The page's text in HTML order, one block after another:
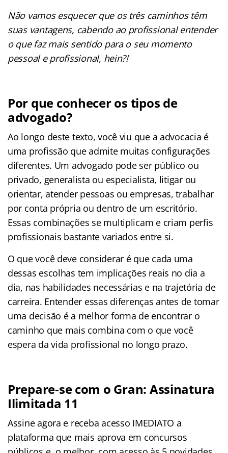
Não vamos esquecer que os três caminhos têm
suas vantagens, cabendo ao profissional entender
o que faz mais sentido para o seu momento
pessoal e profissional, hein?!
Por que conhecer os tipos de
advogado?
Ao longo deste texto, você viu que a advocacia é
uma profissão que admite muitas configurações
diferentes. Um advogado pode ser público ou
privado, generalista ou especialista, litigar ou
orientar, atender pessoas ou empresas, trabalhar
por conta própria ou dentro de um escritório.
Essas combinações se multiplicam e criam perfis
profissionais bastante variados entre si.
O que você deve considerar é que cada uma
dessas escolhas tem implicações reais no dia a
dia, nas habilidades necessárias e na trajetória de
carreira. Entender essas diferenças antes de tomar
uma decisão é a melhor forma de encontrar o
caminho que mais combina com o que você
espera da vida profissional no longo prazo.
Prepare-se com o Gran: Assinatura
Ilimitada 11
Assine agora e receba acesso IMEDIATO a
plataforma que mais aprova em concursos